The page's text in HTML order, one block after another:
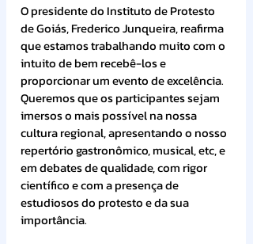
O presidente do Instituto de Protesto
de Goiás, Frederico Junqueira, reafirma
que estamos trabalhando muito com o
intuito de bem recebê-los e
proporcionar um evento de excelência.
Queremos que os participantes sejam
imersos o mais possível na nossa
cultura regional, apresentando o nosso
repertório gastronômico, musical, etc, e
em debates de qualidade, com rigor
científico e com a presença de
estudiosos do protesto e da sua
importância.